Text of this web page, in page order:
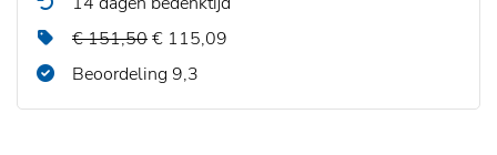
€ 151,50€ 115,09
Beoordeling 9,3